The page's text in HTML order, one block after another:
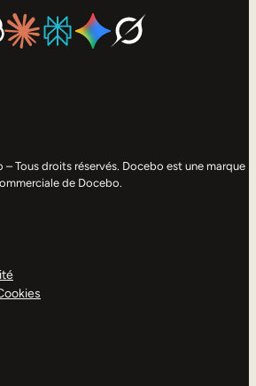
Tous droits réservés. Docebo est une marque
de Docebo.